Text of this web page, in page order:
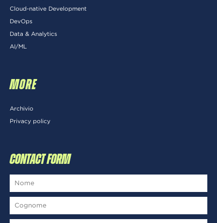
Cloud-native Development
DevOps
Data & Analytics
AI/ML
MORE
Archivio
Privacy policy
CONTACT FORM